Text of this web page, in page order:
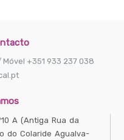
Móvel +351 933 237 038
A (Antiga Rua da
do Colaride Agualva-